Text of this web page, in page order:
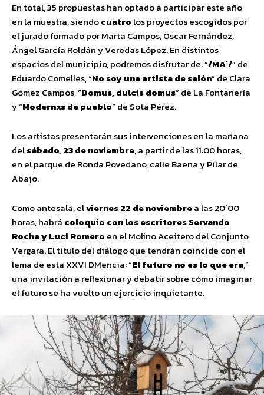
En total, 35 propuestas han optado a participar este año
en la muestra, siendocuatro los proyectos escogidos por
el jurado formado por Marta Campos, Oscar Fernández,
Ángel García Roldán y Veredas López. En distintos
espacios del municipio, podremos disfrutar de: “/MA´/” de
Eduardo Comelles, “No soy una artista de salón” de Clara
Gómez Campos, “Domus, dulcis domus” de La Fontanería
y “Modernxs de pueblo” de Sota Pérez.
Los artistas presentarán sus intervenciones en la mañana
delsábado, 23 de noviembre, a partir de las 11:00 horas,
en el parque de Ronda Povedano, calle Baena y Pilar de
Abajo.
Como antesala, elviernes 22 de noviembrea las 20´00
horas, habrá coloquio con los escritores Servando
Rocha y Luci Romero en el Molino Aceitero del Conjunto
Vergara. El título del diálogo que tendrán coincide con el
lema de esta XXVI DMencia: “El futuro no es lo que era,”
una invitación a reflexionar y debatir sobre cómo imaginar
el futuro se ha vuelto un ejercicio inquietante.